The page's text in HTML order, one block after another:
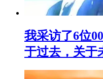
我采访了6位
于过去，关于